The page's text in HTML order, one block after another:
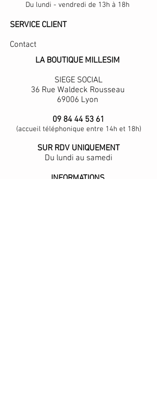
Du lundi - vendredi de 13h à 18h
SERVICE CLIENT
Contact
LA BOUTIQUE MILLESIM
SIEGE SOCIAL
36 Rue Waldeck Rousseau
69006 Lyon
09 84 44 53 61
(accueil téléphonique entre 14h et 18h)
SUR RDV UNIQUEMENT
Du lundi au samedi
INFORMATIONS